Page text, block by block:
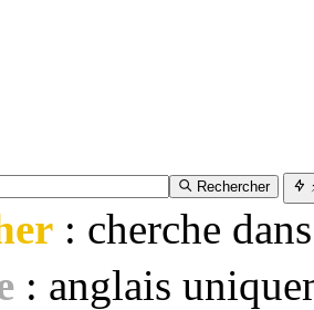
Rechercher
: cherche
: anglais